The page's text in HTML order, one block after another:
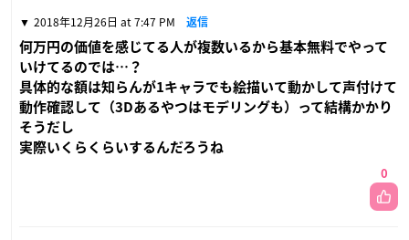
2018年12月26日 at 7:47 PM 返信
何万円の価値を感じてる人が複数いるから基本無料でやって
いけてるのでは…？
具体的な額は知らんが1キャラでも絵描いて動かして声付けて
動作確認して（3Dあるやつはモデリングも）って結構かかり
そうだし
実際いくらくらいするんだろうね
0